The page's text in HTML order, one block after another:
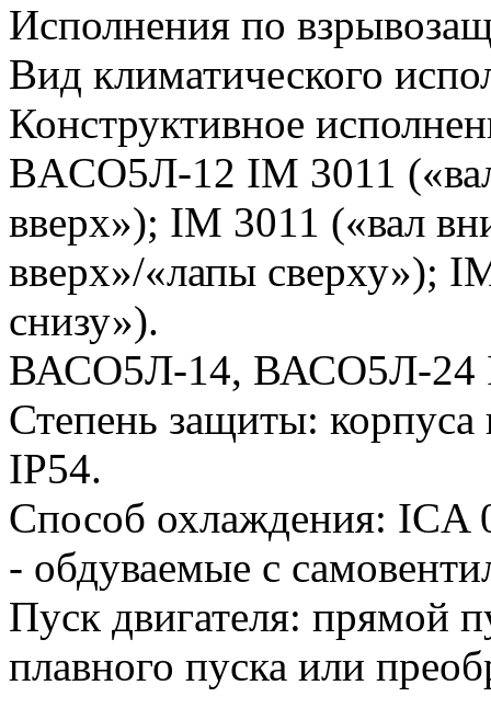
Исполнения по
Вид климатического
Конструктивное
BAСO5Л-12 IM 3011
вверх»); IM 3011 («вал
вверх»/«лапы сверху»);
снизу»).
ВАСО5Л-14, ВАСО5Л-24
Степень защиты:
IP54.
Способ охлаждения:
- обдуваемые с
Пуск двигателя: прямой
плавного пуска или